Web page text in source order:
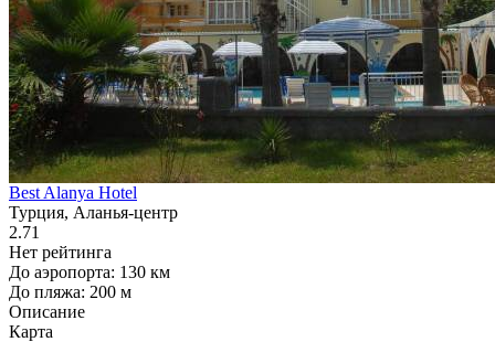
Best Alanya Hotel
Турция, Аланья-центр
2.71
Нет рейтинга
До аэропорта: 130 км
До пляжа: 200 м
Описание
Карта